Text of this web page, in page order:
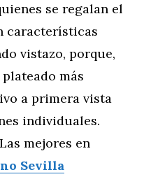
se regalan el
características
vistazo, porque,
más
a primera vista
individuales.
mejores en
Sevilla